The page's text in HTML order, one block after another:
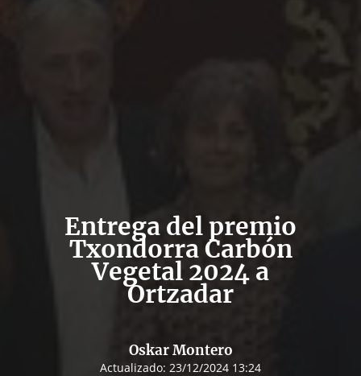
Entrega del premio
Txondorra Carbón
Vegetal 2024 a
Ortzadar
Oskar Montero
Actualizado: 23/12/2024 13:24